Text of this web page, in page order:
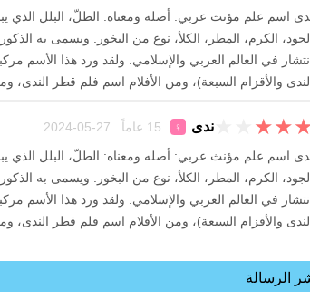
اسم علم مؤنث عربي: أصله ومعناه: الطلّ، البلل الذي
الكرم، المطر، الكلأ، نوع من البخور. ويسمى به
في العالم العربي والإسلامي. ولقد ورد هذا الأسم
والأقزام السبعة)، ومن الأفلام اسم فلم قطر
ندى ♀ ★
★
★
اسم علم مؤنث عربي: أصله ومعناه: الطلّ، البلل الذي
الكرم، المطر، الكلأ، نوع من البخور. ويسمى به
في العالم العربي والإسلامي. ولقد ورد هذا الأسم
والأقزام السبعة)، ومن الأفلام اسم فلم قطر
الرسالة